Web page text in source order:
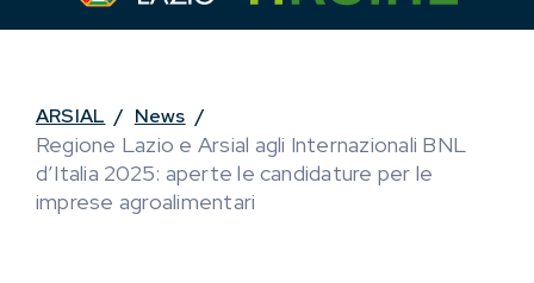
ARSIAL / News /
Regione Lazio e Arsial agli Internazionali BNL
d’Italia 2025: aperte le candidature per le
imprese agroalimentari